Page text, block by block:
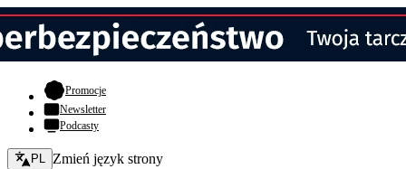
Promocje- otwiera się w nowej karcie
Newsletter
Podcasty
Zmień język - bieżący:
PL Zmień język strony